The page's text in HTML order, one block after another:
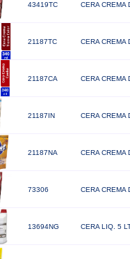
43419TC CERA CREMA
21187TC CERA CREMA
21187CA CERA CREMA
21187IN CERA CREMA
21187NA CERA CREMA
73306 CERA CREMA
13694NG CERA LIQ. 5